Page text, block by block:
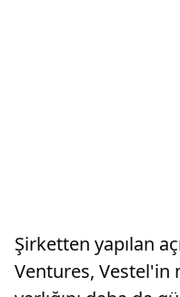
Şirketten yapılan
Ventures, Vestel'in